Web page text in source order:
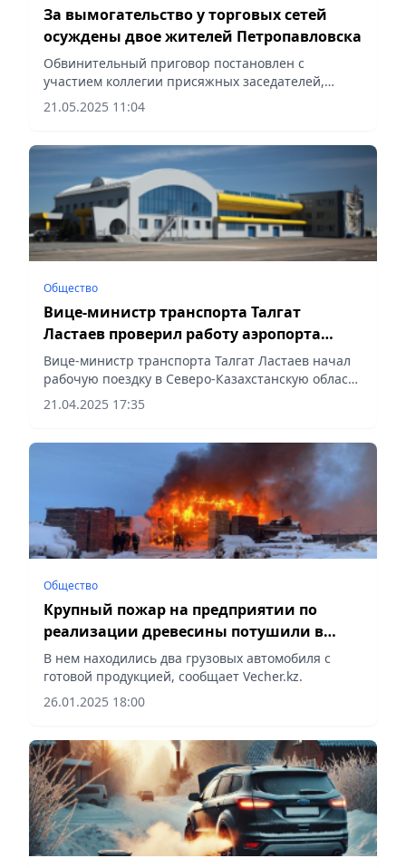
За вымогательство у торговых сетей
осуждены двое жителей Петропавловска
Обвинительный приговор постановлен с
участием коллегии присяжных заседателей,
сообщает Vecher.kz.
21.05.2025 11:04
Общество
Вице-министр транспорта Талгат
Ластаев проверил работу аэропорта
Петропавловска
Вице-министр транспорта Талгат Ластаев начал
рабочую поездку в Северо-Казахстанскую область
с посещения аэропорта Петропавловска,
сообщает Vecher.kz.
21.04.2025 17:35
Общество
Крупный пожар на предприятии по
реализации древесины потушили в
Петропавловске
В нем находились два грузовых автомобиля с
готовой продукцией, сообщает Veсher.kz.
26.01.2025 18:00